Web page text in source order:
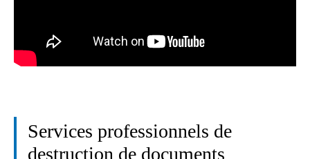
Services professionnels de
destruction de documents